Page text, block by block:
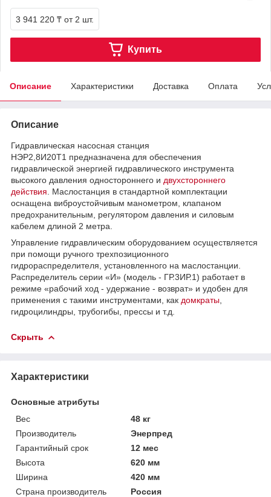
3 941 220 ₸ от 2 шт.
Купить
Описание Характеристики Доставка Оплата
Описание
Гидравлическая насосная станция
НЭР2,8И20Т1 предназначена для обеспечения
гидравлической энергией гидравлического инструмента
высокого давления одностороннего и двухстороннего
действия . Маслостанция в стандартной комплектации
оснащена виброустойчивым манометром, клапаном
предохранительным, регулятором давления и силовым
кабелем длиной 2 метра.
Управление гидравлическим оборудованием осуществляется
при помощи ручного трехпозиционного
гидрораспределителя, установленного на маслостанции.
Распределитель серии «И» (модель - ГР.3ИР.1) работает в
режиме «рабочий ход - удержание - возврат» и удобен для
применения с такими инструментами, как домкраты
гидроцилиндры, трубогибы, прессы и т.д.
Скрыть
Характеристики
Основные атрибуты
Вес
48 кг
Производитель
Энерпред
Гарантийный срок
12 мес
Высота
620 мм
Ширина
420 мм
Страна производитель
Россия